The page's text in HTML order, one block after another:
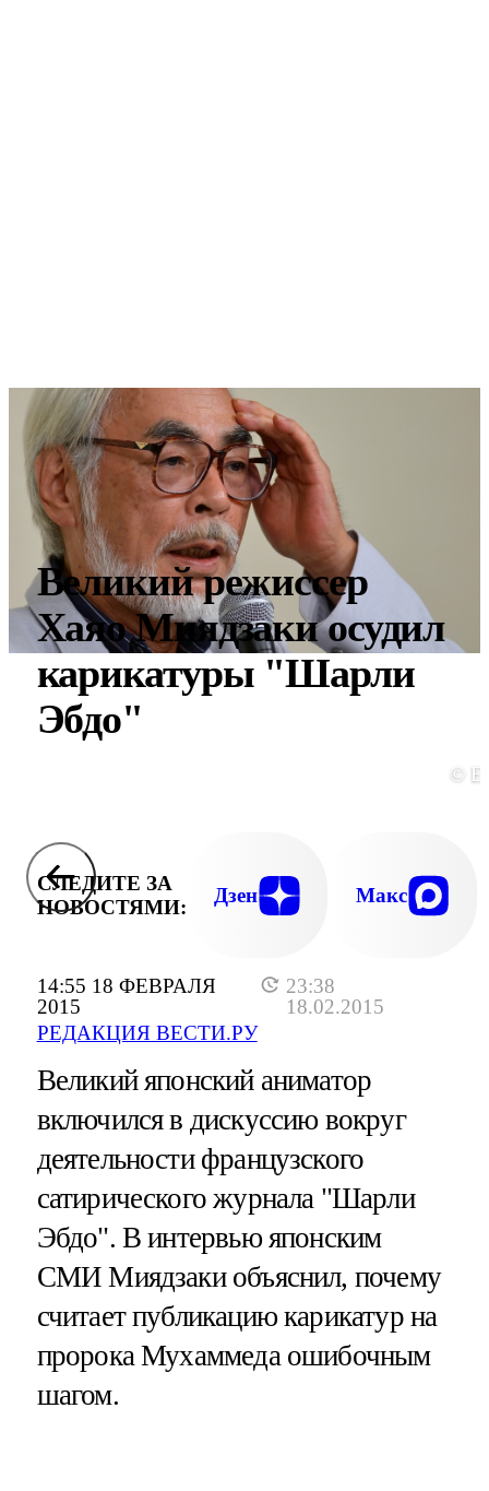
14:55 18 ФЕВРАЛЯ
2015
23:38
18.02.2015
РЕДАКЦИЯ ВЕСТИ.РУ
Великий режиссер
Хаяо Миядзаки осудил
карикатуры "Шарли
Эбдо"
©
СЛЕДИТЕ ЗА
НОВОСТЯМИ:
Дзен Макс
Великий японский аниматор
включился в дискуссию вокруг
деятельности французского
сатирического журнала "Шарли
Эбдо". В интервью японским
СМИ Миядзаки объяснил, почему
считает публикацию карикатур на
пророка Мухаммеда ошибочным
шагом.